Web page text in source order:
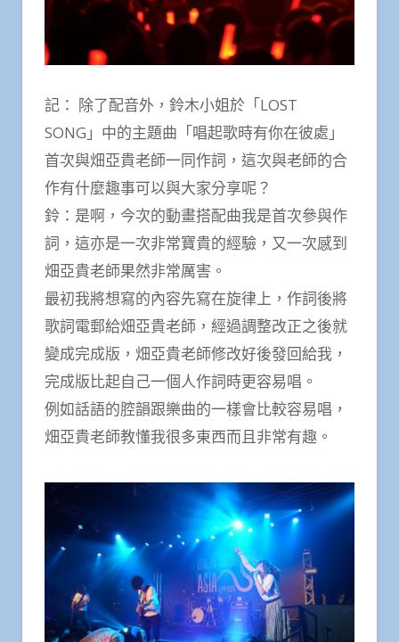
記： 除了配音外，鈴木小姐於「LOST
SONG」中的主題曲「唱起歌時有你在彼處」
首次與畑亞貴老師一同作詞，這次與老師的合
作有什麼趣事可以與大家分享呢？
鈴：是啊，今次的動畫搭配曲我是首次參與作
詞，這亦是一次非常寶貴的經驗，又一次感到
畑亞貴老師果然非常厲害。
最初我將想寫的內容先寫在旋律上，作詞後將
歌詞電郵給畑亞貴老師，經過調整改正之後就
變成完成版，畑亞貴老師修改好後發回給我，
完成版比起自己一個人作詞時更容易唱。
例如話語的腔韻跟樂曲的一樣會比較容易唱，
畑亞貴老師教懂我很多東西而且非常有趣。